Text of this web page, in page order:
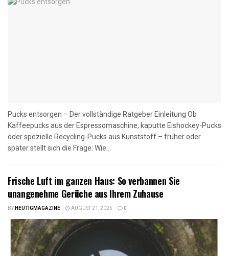
Pucks entsorgen – Der vollständige Ratgeber Einleitung Ob
Kaffeepucks aus der Espressomaschine, kaputte Eishockey-Pucks
oder spezielle Recycling-Pucks aus Kunststoff – früher oder
später stellt sich die Frage: Wie...
Frische Luft im ganzen Haus: So verbannen Sie
unangenehme Gerüche aus Ihrem Zuhause
BYHEUTIGMAGAZINE AUGUST 21, 2025 0